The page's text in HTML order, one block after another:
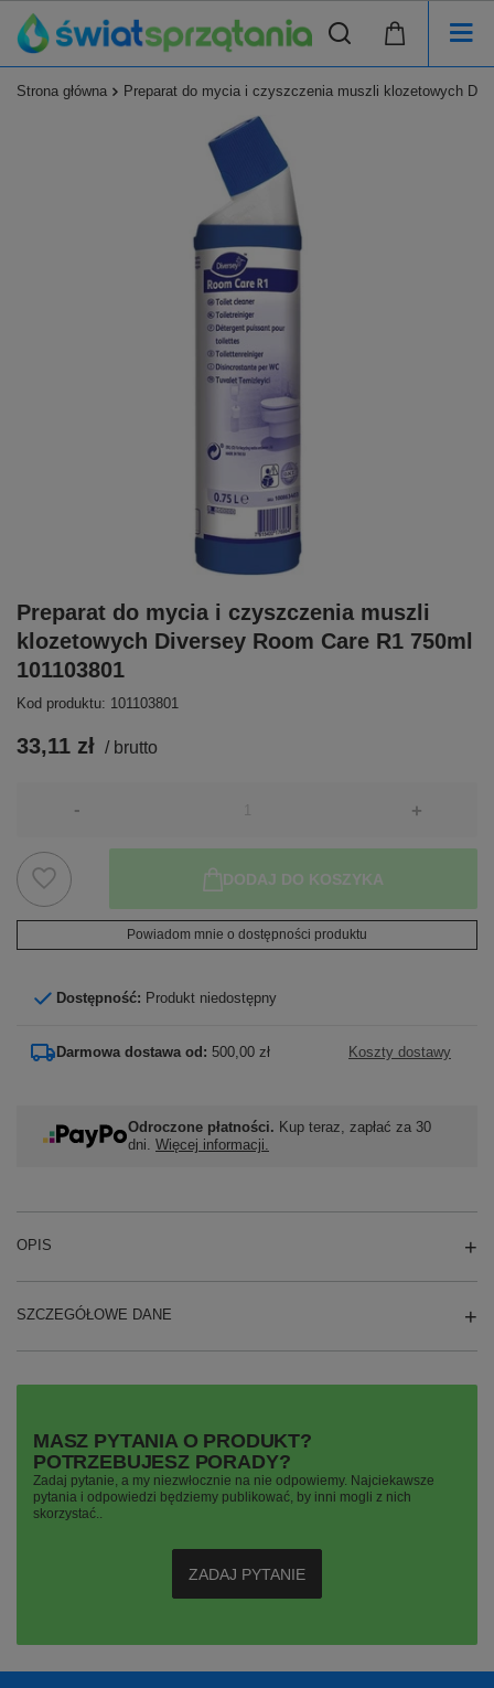
Strona główna Preparat do mycia i czyszczenia muszli klozetowych
Preparat do mycia i czyszczenia muszli
klozetowych Diversey Room Care R1 750ml
101103801
Kod produktu: 101103801
33,11 zł / brutto
- +
DODAJ DO KOSZYKA
Powiadom mnie o dostępności produktu
Dostępność: Produkt niedostępny
Darmowa dostawa od: 500,00 zł Koszty dostawy
Odroczone płatności. Kup teraz, zapłać za 30
dni. Więcej informacji.
OPIS
SZCZEGÓŁOWE DANE
MASZ PYTANIA O PRODUKT?
POTRZEBUJESZ PORADY?
Zadaj pytanie, a my niezwłocznie na nie odpowiemy. Najciekawsze
pytania i odpowiedzi będziemy publikować, by inni mogli z nich
skorzystać..
ZADAJ PYTANIE